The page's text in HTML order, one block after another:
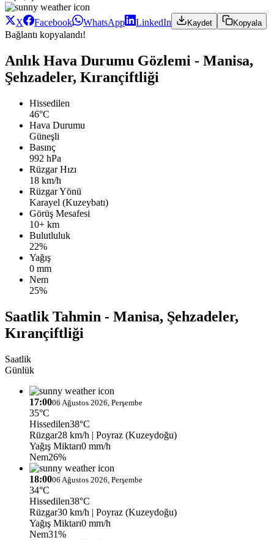
X Facebook WhatsApp LinkedIn Kaydet Kopyala
Bağlantı kopyalandı!
Anlık Hava Durumu Gözlemi - Manisa,
Şehzadeler, Kırançiftliği
Hissedilen
46°C
Hava Durumu
Güneşli
Basınç
992 hPa
Rüzgar Hızı
18 km/h
Rüzgar Yönü
Karayel (Kuzeybatı)
Görüş Mesafesi
10+ km
Bulutluluk
22%
Yağış
0 mm
Nem
25%
Saatlik Tahmin - Manisa, Şehzadeler,
Kırançiftliği
Saatlik
Günlük
17:0006 Ağustos 2026, Perşembe
35°C
Hissedilen38°C
Rüzgar28 km/h | Poyraz (Kuzeydoğu)
Yağış Miktarı0 mm/h
Nem26%
18:0006 Ağustos 2026, Perşembe
34°C
Hissedilen38°C
Rüzgar30 km/h | Poyraz (Kuzeydoğu)
Yağış Miktarı0 mm/h
Nem31%